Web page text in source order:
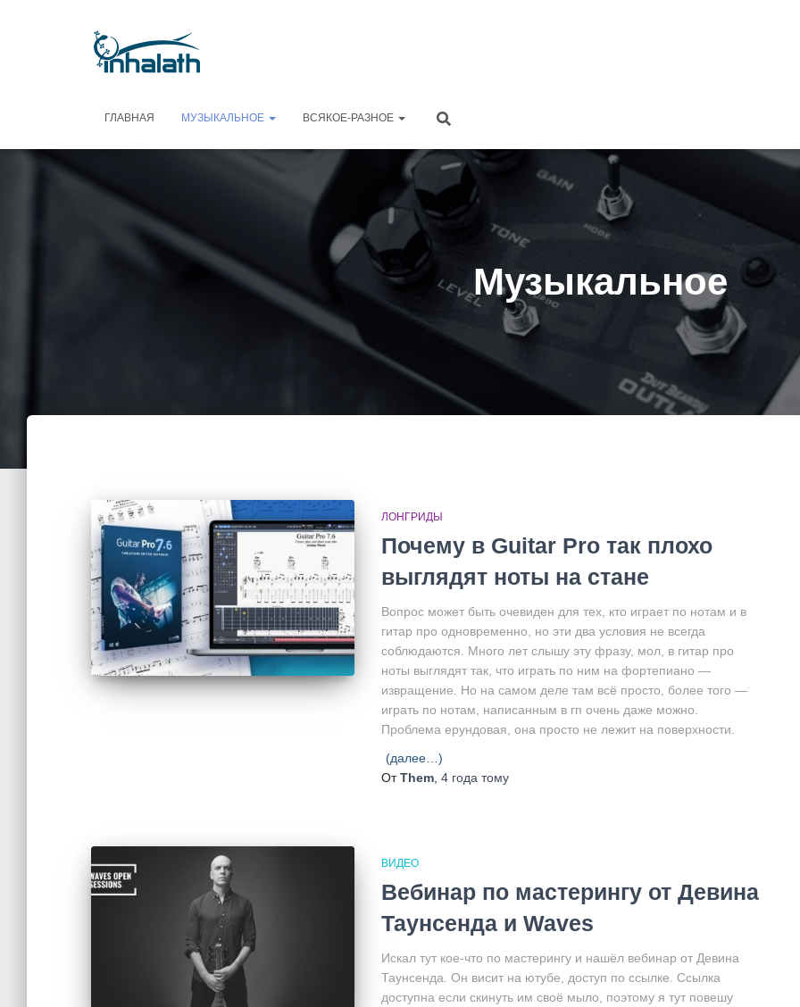
ГЛАВНАЯ МУЗЫКАЛЬНОЕ ВСЯКОЕ-РАЗНОЕ
Музыкальное
ЛОНГРИДЫ
Почему в Guitar Pro так плохо
выглядят ноты на стане
Вопрос может быть очевиден для тех, кто играет по нотам и в
гитар про одновременно, но эти два условия не всегда
соблюдаются. Много лет слышу эту фразу, мол, в гитар про
ноты выглядят так, что играть по ним на фортепиано —
извращение. Но на самом деле там всё просто, более того —
играть по нотам, написанным в гп очень даже можно.
Проблема ерундовая, она просто не лежит на поверхности.
(далее…)
ОтThem 4 года тому
ВИДЕО
Вебинар по мастерингу от Девина
Таунсенда и Waves
Искал тут кое-что по мастерингу и нашёл вебинар от Девина
Таунсенда. Он висит на ютубе, доступ по ссылке. Ссылка
доступна если скинуть им своё мыло, поэтому я тут повешу